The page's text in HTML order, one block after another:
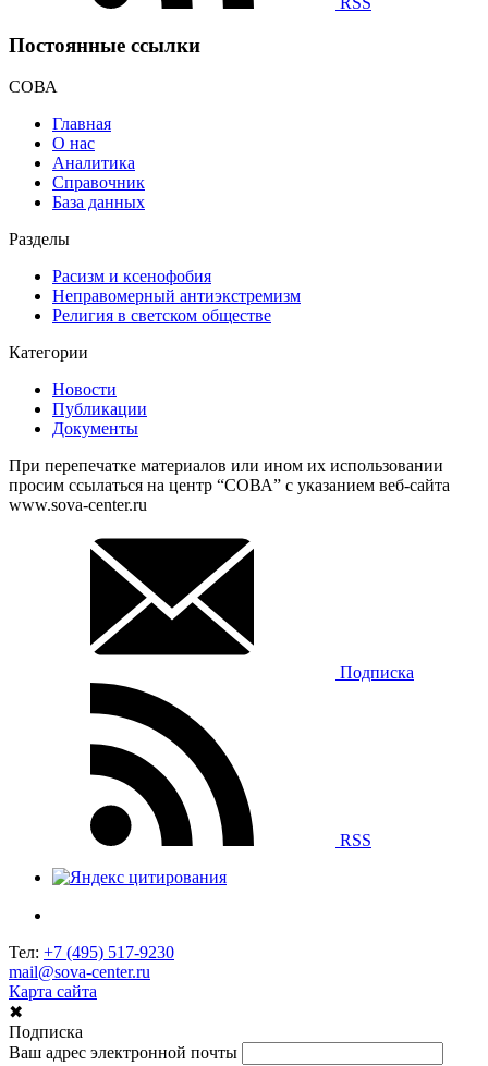
Постоянные ссылки
СОВА
Главная
О нас
Аналитика
Справочник
База данных
Разделы
Расизм и ксенофобия
Неправомерный антиэкстремизм
Религия в светском обществе
Категории
Новости
Публикации
Документы
При перепечатке материалов или ином их использовании
просим ссылаться на центр “СОВА” с указанием веб-сайта
www.sova-center.ru
Подписка
RSS
Тел: +7 (495) 517-9230
mail@sova-center.ru
Карта сайта
✖
Подписка
Ваш адрес электронной почты